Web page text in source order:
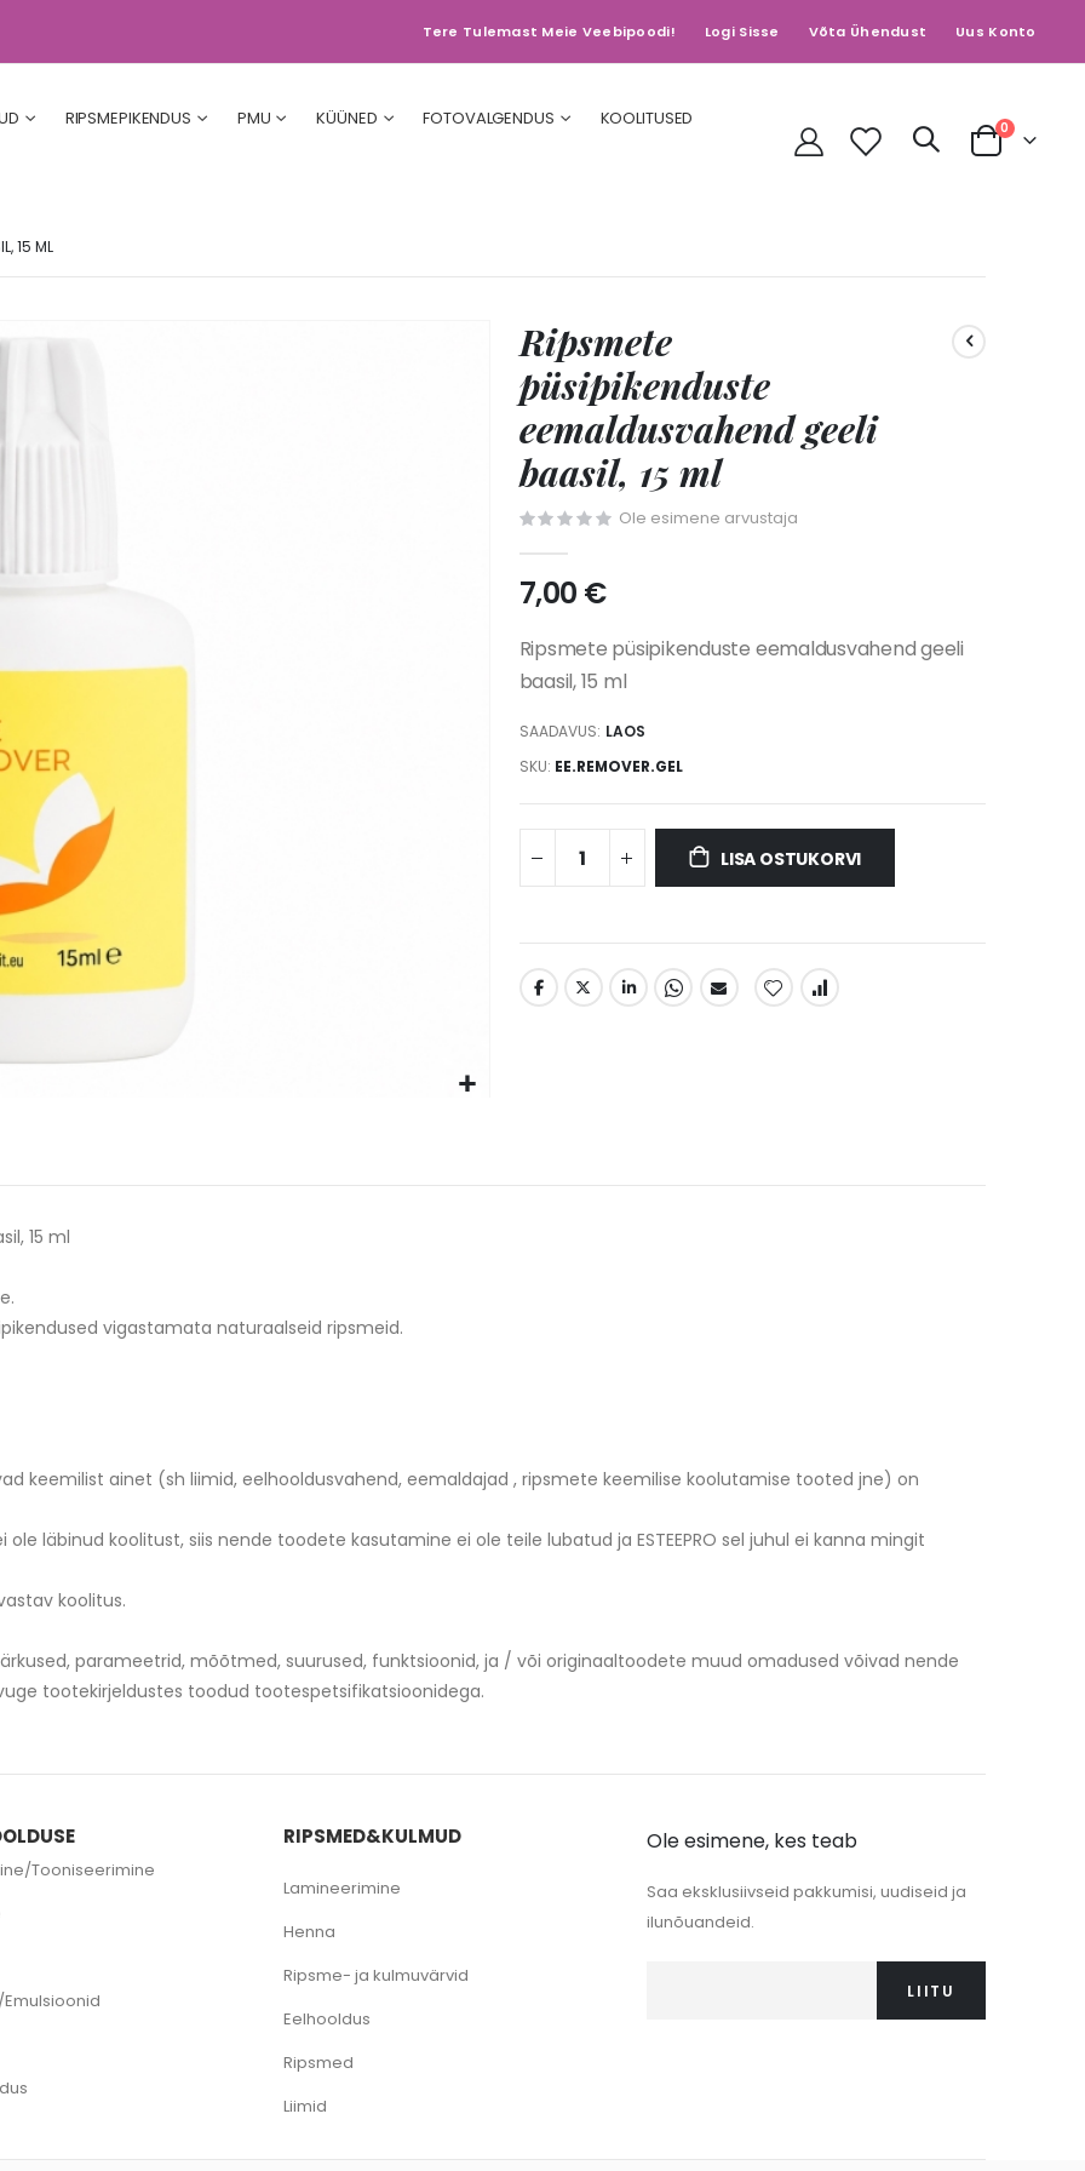
Tere Tulemast Meie Veebipoodi! Logi Sisse Võta Ühendust Uus Konto
RIPSMEPIKENDUS PMU KÜÜNED FOTOVALGENDUS
KOOLITUSED
Cart
0toodet
15 ML
Ripsmete
püsipikenduste
eemaldusvahend geeli
baasil, 15 ml
Ole esimene arvustaja
7,00 €
Ripsmete püsipikenduste eemaldusvahend geeli
baasil, 15 ml
SAADAVUS: LAOS
SKU EE.REMOVER.GEL
LISA OSTUKORVI
15 ml
vigastamata naturaalseid ripsmeid.
keemilist ainet (sh liimid, eelhooldusvahend, eemaldajad , ripsmete keemilise koolutamise tooted jne) on
läbinud koolitust, siis nende toodete kasutamine ei ole teile lubatud ja ESTEEPRO sel juhul ei kanna mingit
koolitus.
parameetrid, mõõtmed, suurused, funktsioonid, ja / või originaaltoodete muud omadused võivad nende
tootekirjeldustes toodud tootespetsifikatsioonidega.
Tooniseerimine
RIPSMED&KULMUD
Lamineerimine
Henna
Ripsme- ja kulmuvärvid
Eelhooldus
Ripsmed
Liimid
Ole esimene, kes teab
Saa eksklusiivseid pakkumisi, uudiseid ja
ilunõuandeid.
LIITU